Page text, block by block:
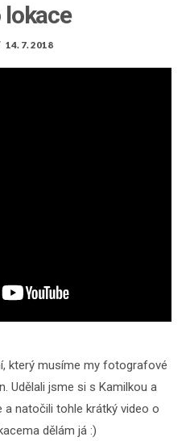
14. 7. 2018
který musíme my fotografové
Udělali jsme si s Kamilkou a
a natočili tohle krátký video o
dělám já :)